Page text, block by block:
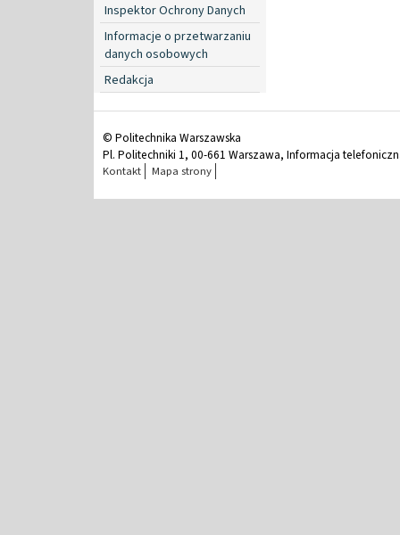
Inspektor Ochrony Danych
Informacje o przetwarzaniu
danych osobowych
Redakcja
© Politechnika Warszawska
Pl. Politechniki 1, 00-661 Warszawa, Informacja
Kontakt Mapa strony